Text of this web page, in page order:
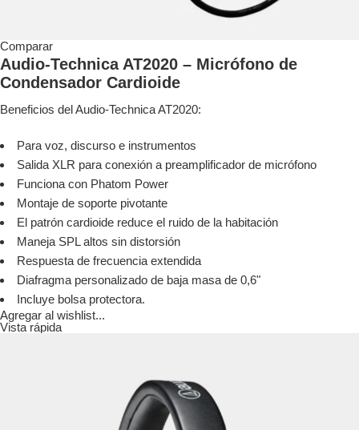
Comparar
Audio-Technica AT2020 – Micrófono de
Condensador Cardioide
Beneficios del Audio-Technica AT2020:
Para voz, discurso e instrumentos
Salida XLR para conexión a preamplificador de micrófono
Funciona con Phatom Power
Montaje de soporte pivotante
El patrón cardioide reduce el ruido de la habitación
Maneja SPL altos sin distorsión
Respuesta de frecuencia extendida
Diafragma personalizado de baja masa de 0,6"
Incluye bolsa protectora.
Agregar al wishlist...
Vista rápida